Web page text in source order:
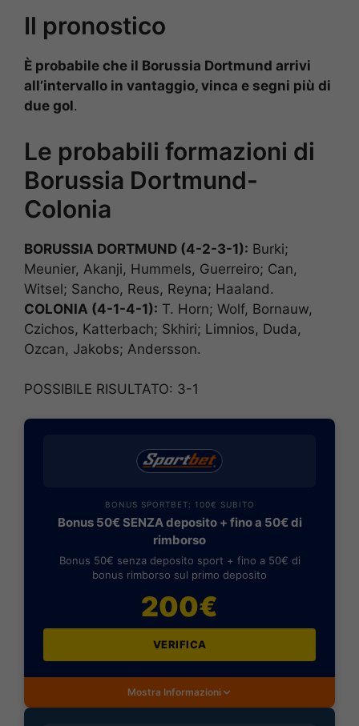
Il pronostico
È probabile che il Borussia Dortmund arrivi
all’intervallo in vantaggio, vinca e segni più di
due gol.
Le probabili formazioni di
Borussia Dortmund-
Colonia
BORUSSIA DORTMUND (4-2-3-1): Burki;
Meunier, Akanji, Hummels, Guerreiro; Can,
Witsel; Sancho, Reus, Reyna; Haaland.
COLONIA (4-1-4-1): T. Horn; Wolf, Bornauw,
Czichos, Katterbach; Skhiri; Limnios, Duda,
Ozcan, Jakobs; Andersson.
POSSIBILE RISULTATO: 3-1
BONUS SPORTBET: 100€ SUBITO
Bonus 50€ SENZA deposito + fino a 50€ di
rimborso
Bonus 50€ senza deposito sport + fino a 50€ di
bonus rimborso sul primo deposito
200€
VERIFICA
Mostra Informazioni